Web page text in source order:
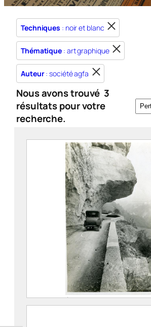
Techniques : noir et blanc
Thématique : art graphique
Auteur: société agfa
Nous avons trouvé 3
résultats pour votre
recherche.
Dauphiné. Circuit des